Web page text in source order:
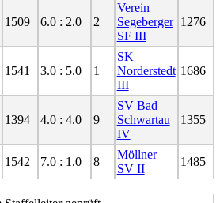
1509 6.0 : 2.0 2
Verein
Segeberger
SF III
1276
1541 3.0 : 5.0 1
SK
Norderstedt
III
1686
1394 4.0 : 4.0 9
SV Bad
Schwartau
IV
1355
1542 7.0 : 1.0 8
Möllner
SV II
1485